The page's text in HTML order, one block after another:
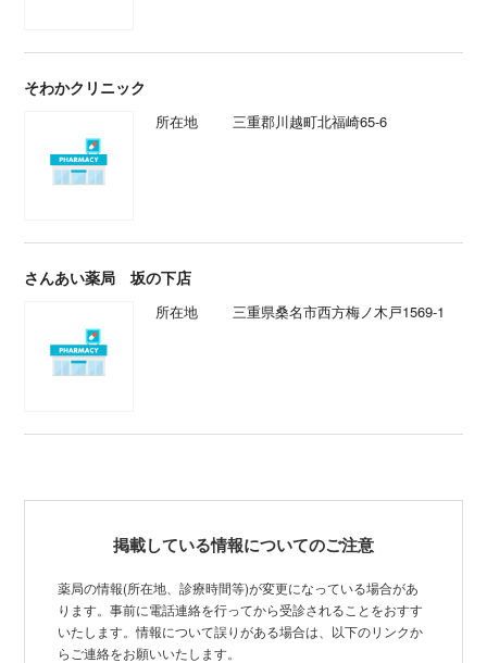
そわかクリニック
所在地 三重郡川越町北福崎65-6
さんあい薬局 坂の下店
所在地 三重県桑名市西方梅ノ木戸1569-1
掲載している情報についてのご注意
薬局の情報(所在地、診療時間等)が変更になっている場合があ
ります。事前に電話連絡を行ってから受診されることをおすす
いたします。情報について誤りがある場合は、以下のリンクか
らご連絡をお願いいたします。